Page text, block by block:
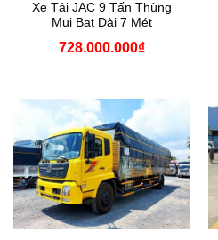
Xe Tải JAC 9 Tấn Thùng
Mui Bạt Dài 7 Mét
728.000.000₫